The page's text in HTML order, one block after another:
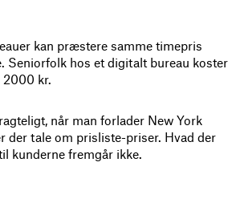
kan præstere samme timepris
Seniorfolk hos et digitalt bureau koster
2000 kr.
når man forlader New York
der tale om prisliste-priser. Hvad der
kunderne fremgår ikke.